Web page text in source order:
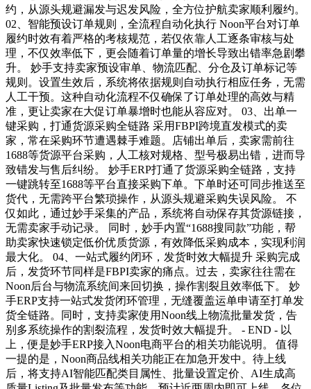
约，从源头规避漏发与迟发风险，全方位护航卖家顺利履约。
02、智能预设订单规则，全流程自动化执行 Noon平台对订单
履约时效有着严格的考核规范，若仅依靠人工逐条审核与处
理，不仅效率低下，更会随着订单量的增长导致出错率急剧攀
升。 妙手支持卖家预设审单、物流匹配、分仓及订单标记等
规则。设置生效后，系统将依据规则自动执行相应任务，无需
人工干预。这种自动化流程不仅确保了订单处理的高效与精
准，更让卖家在大促订单暴增时也能从容应对。 03、出单一
键采购，打通货源采购全链路 采用FBPI跨境直发模式的卖
家，常在采购环节遭遇棘手难题。店铺出单后，卖家需前往
1688等货源平台采购，人工核对规格、型号极易出错，进而导
致错发与售后纠纷。 妙手ERP打通了货源采购全链路，支持
一键跳转至1688等平台直接采购下单。下单时还可同步推送至
货代，无需跨平台繁琐操作，从源头规避采购失误风险。 不
仅如此，通过妙手采集的产品，系统将自动保存其货源链接，
无需卖家手动记录。 同时，妙手内置“1688搜同款”功能，帮
助卖家快速锁定低价优质货源，有效降低采购成本，实现利润
最大化。 04、一站式履约闭环，发货时效大幅提升 采购完成
后，发货环节同样是FBPI卖家的痛点。过去，卖家往往需在
Noon后台与物流系统间来回切换，操作割裂且效率低下。 妙
手ERP支持一站式发货闭环管理，无缝覆盖运单申请至打单发
货全链路。同时，支持卖家使用Noon线上物流批量发货，告
别多系统操作的割裂流程，发货时效大幅提升。 - END - 以
上，便是妙手ERP接入Noon电商平台的相关功能说明。 值得
一提的是，Noon商品线相关功能正在加急开发中。待上线
后，将支持AI智能匹配类目属性、批量设置定价、AI生成高